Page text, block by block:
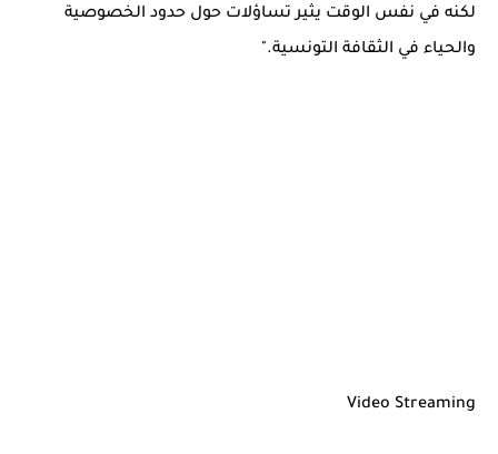
لكنه في نفس الوقت يثير تساؤلات حول حدود الخصوصية
والحياء في الثقافة التونسية."
Video Streaming